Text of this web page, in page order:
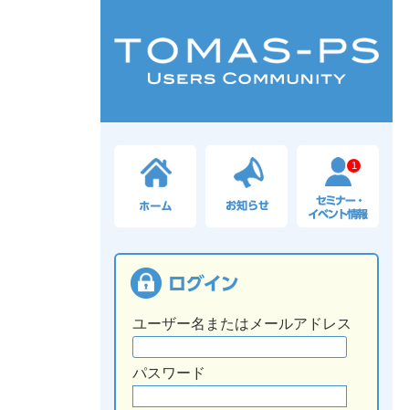
1
ユーザー名またはメールアドレス
パスワード